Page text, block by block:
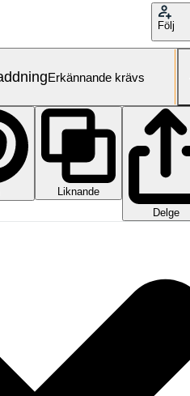
Följ
Erkännande krävs
Liknande
Delge